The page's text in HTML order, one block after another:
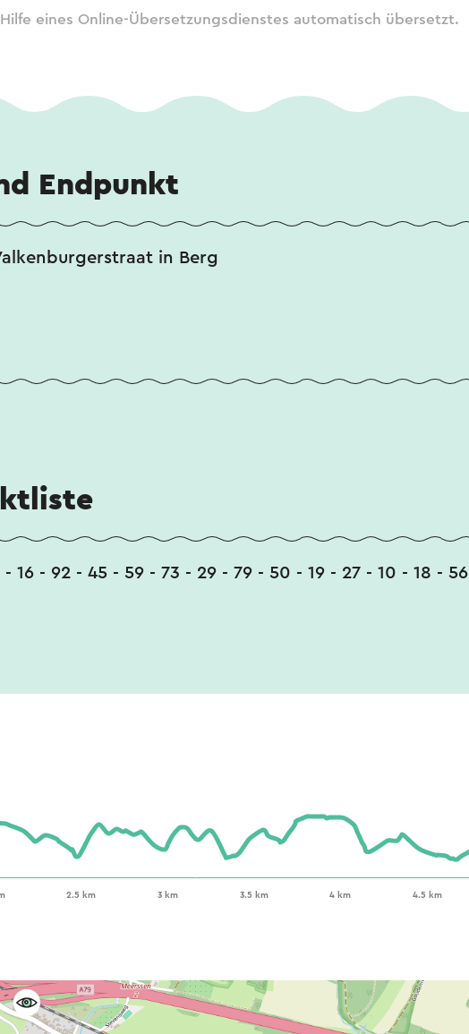
eines Online-Übersetzungsdienstes automatisch übersetzt.
Endpunkt
in Berg
16 - 92 - 45 - 59 - 73 - 29 - 79 - 50 - 19 - 27 - 10 - 18 - 56